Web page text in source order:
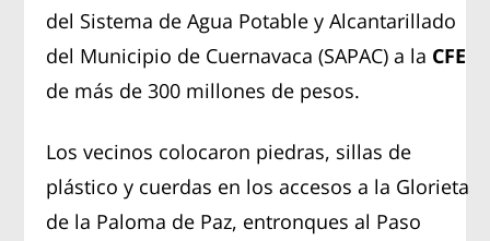
del Sistema de Agua Potable y Alcantarillado
del Municipio de Cuernavaca (SAPAC) a la CFE
de más de 300 millones de pesos.
Los vecinos colocaron piedras, sillas de
plástico y cuerdas en los accesos a la Glorieta
de la Paloma de Paz, entronques al Paso